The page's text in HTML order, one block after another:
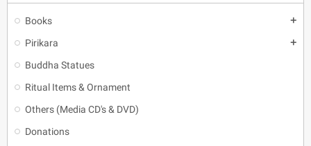
Books add
Pirikara add
Buddha Statues
Ritual Items & Ornament
Others (Media CD's & DVD)
Donations